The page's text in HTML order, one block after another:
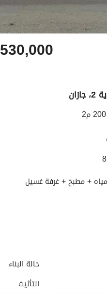
530,000
200 م2
حالة البناء
التأثيث